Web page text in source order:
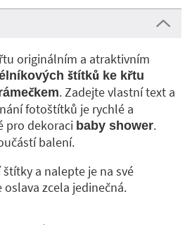
originálním a atraktivním
štítků ke křtu
. Zadejte vlastní text a
fotoštítků je rychlé a
pro dekoraci baby shower.
balení.
a nalepte je na své
zcela jedinečná.